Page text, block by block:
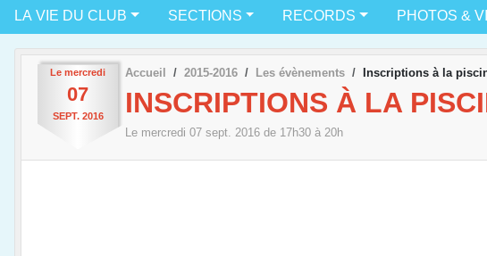
LA VIE DU CLUB SECTIONS RECORDS PHOTOS &
Le mercredi
07
SEPT. 2016
Accueil 2015-2016 Les évènements Inscriptions à la
INSCRIPTIONS À LA
Le mercredi 07 sept. 2016 de 17h30 à 20h